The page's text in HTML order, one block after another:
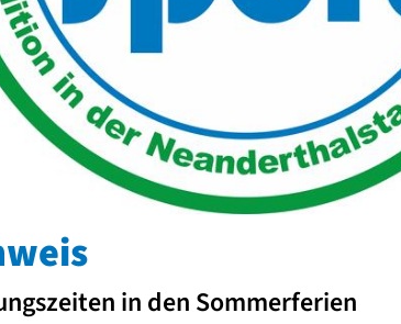
die sehr gute Arbeit
in den Sommerferien